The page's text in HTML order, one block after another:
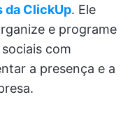
da ClickUp. Ele
e programe
com
a presença e a